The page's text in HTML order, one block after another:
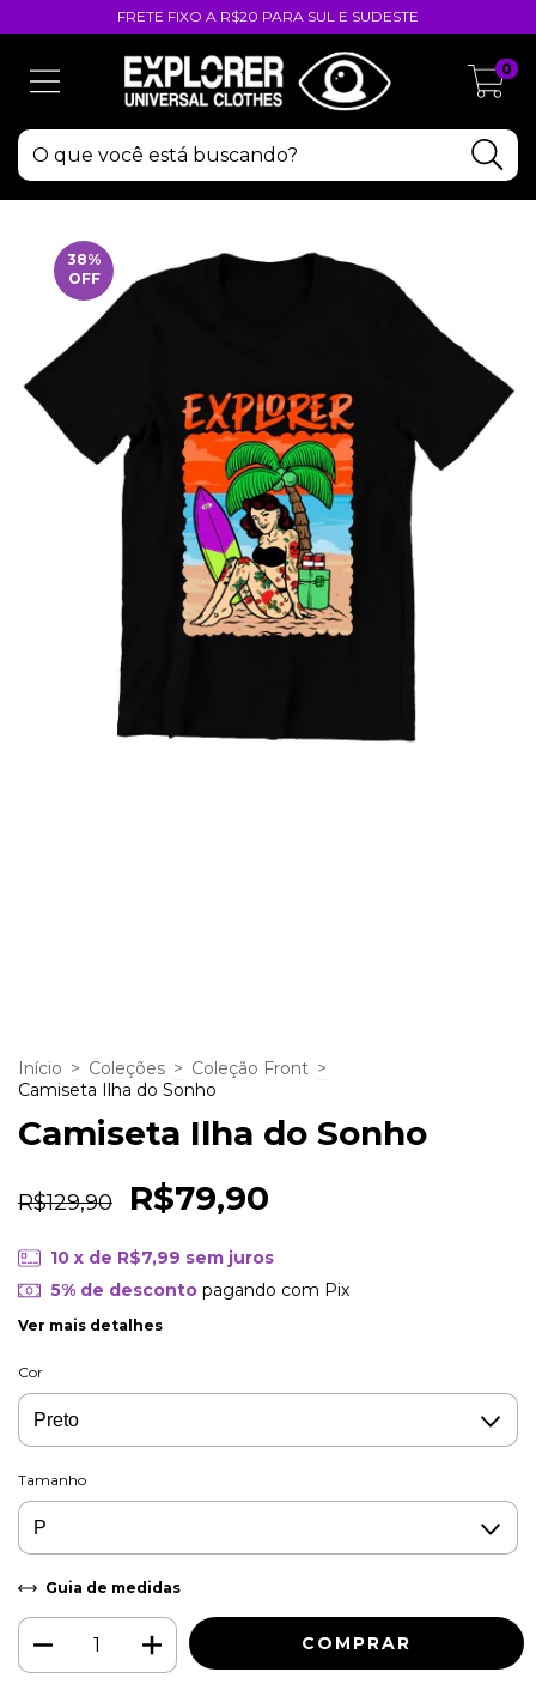
FRETE FIXO A R$20 PARA SUL E SUDESTE
0
38%
OFF
Início > Coleções > Coleção Front >
Camiseta Ilha do Sonho
Camiseta Ilha do Sonho
R$129,90 R$79,90
10 x de R$7,99 sem juros
5% de descontopagando com Pix
Ver mais detalhes
Cor
Tamanho
Guia de medidas